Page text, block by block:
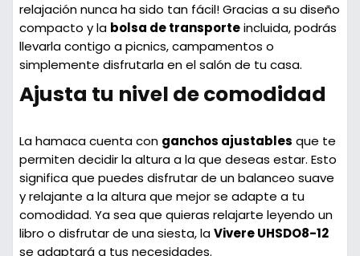
relajación nunca ha sido tan fácil! Gracias a su diseño
compacto y la bolsa de transporteincluida, podrás
llevarla contigo a picnics, campamentos o
simplemente disfrutarla en el salón de tu casa.
Ajusta tu nivel de comodidad
La hamaca cuenta con ganchos ajustables que te
permiten decidir la altura a la que deseas estar. Esto
significa que puedes disfrutar de un balanceo suave
y relajante a la altura que mejor se adapte a tu
comodidad. Ya sea que quieras relajarte leyendo un
libro o disfrutar de una siesta, laVivere UHSDO8-12
se adaptará a tus necesidades.